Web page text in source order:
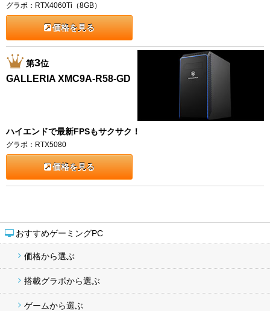
おすすめゲーミングPC
価格から選ぶ
搭載グラボから選ぶ
ゲームから選ぶ
グラボ：RTX4060Ti（8GB）
価格を見る
第3位
GALLERIA XMC9A-R58-GD
ハイエンドで最新FPSもサクサク！
グラボ：RTX5080
価格を見る